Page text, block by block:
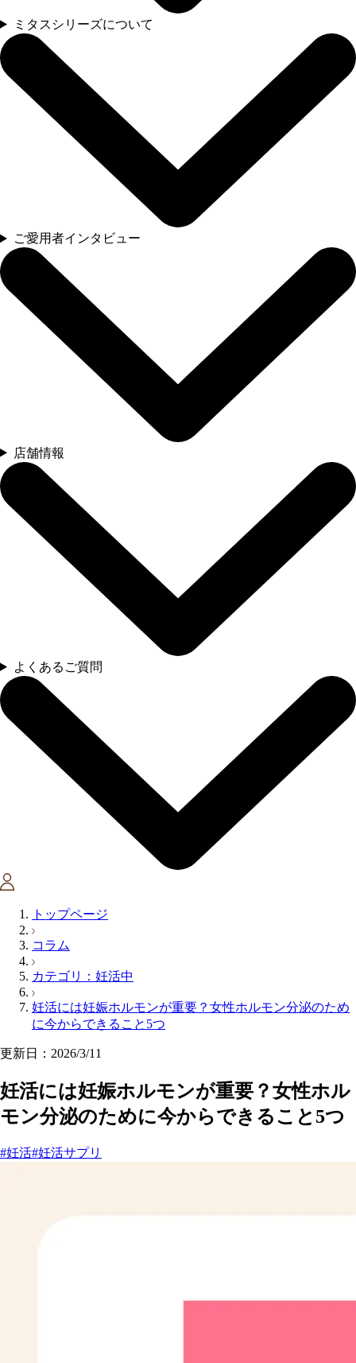
ミタスシリーズについて
ご愛用者インタビュー
店舗情報
よくあるご質問
トップページ
コラム
カテゴリ：妊活中
妊活には妊娠ホルモンが重要？女性ホルモン分泌のため
に今からできること5つ
更新日：2026/3/11
妊活には妊娠ホルモンが重要？女性ホル
モン分泌のために今からできること5つ
#妊活#妊活サプリ